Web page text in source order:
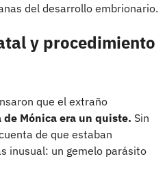
del desarrollo embrionario.
y procedimiento
que el extraño
de Mónica era un quiste. Sin
de que estaban
inusual: un gemelo parásito